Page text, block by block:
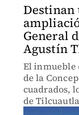
General
Agustín
El inmueble
de la
cuadrados,
de Tilcuautla